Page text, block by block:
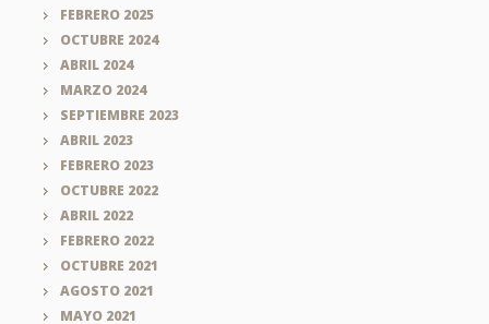
FEBRERO 2025
OCTUBRE 2024
ABRIL 2024
MARZO 2024
SEPTIEMBRE 2023
ABRIL 2023
FEBRERO 2023
OCTUBRE 2022
ABRIL 2022
FEBRERO 2022
OCTUBRE 2021
AGOSTO 2021
MAYO 2021